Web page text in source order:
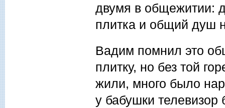
двумя в общежитии:
плитка и общий душ
Вадим помнил это
плитку, но без той
жили, много было
у бабушки